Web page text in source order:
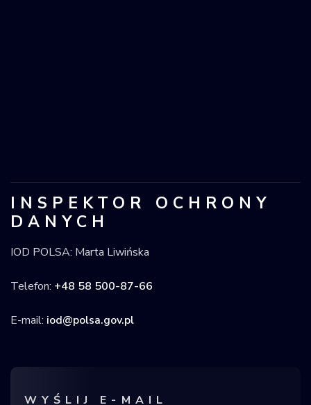
INSPEKTOR OCHRONY
DANYCH
IOD POLSA: Marta Liwińska
Telefon: +48 58 500-87-66
E-mail: iod@polsa.gov.pl
WYŚLIJ E-MAIL